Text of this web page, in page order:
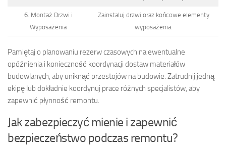
6. Montaż Drzwi i
Wyposażenia
Zainstaluj drzwi oraz końcowe elementy
wyposażenia.
Pamiętaj o planowaniu rezerw czasowych na ewentualne
opóźnienia i konieczność koordynacji dostaw materiałów
budowlanych, aby uniknąć przestojów na budowie. Zatrudnij jedną
ekipę lub dokładnie koordynuj prace różnych specjalistów, aby
zapewnić płynność remontu.
Jak zabezpieczyć mienie i zapewnić
bezpieczeństwo podczas remontu?